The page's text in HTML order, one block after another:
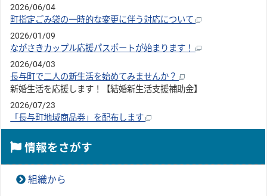
2026/06/04
町指定ごみ袋の一時的な変更に伴う対応について
2026/01/09
ながさきカップル応援パスポートが始まります！
2026/04/03
長与町で二人の新生活を始めてみませんか？
新婚生活を応援します！【結婚新生活支援補助金】
2026/07/23
「長与町地域商品券」を配布します
情報をさがす
組織から